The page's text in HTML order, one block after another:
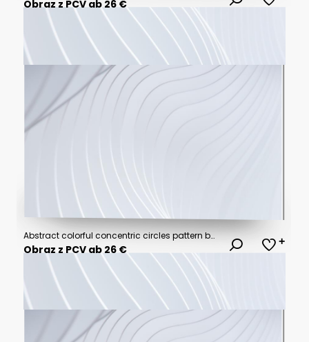
Obraz z PCV ab 26 €
Abstract colorful concentric circles pattern background.
Obraz z PCV ab 26 €